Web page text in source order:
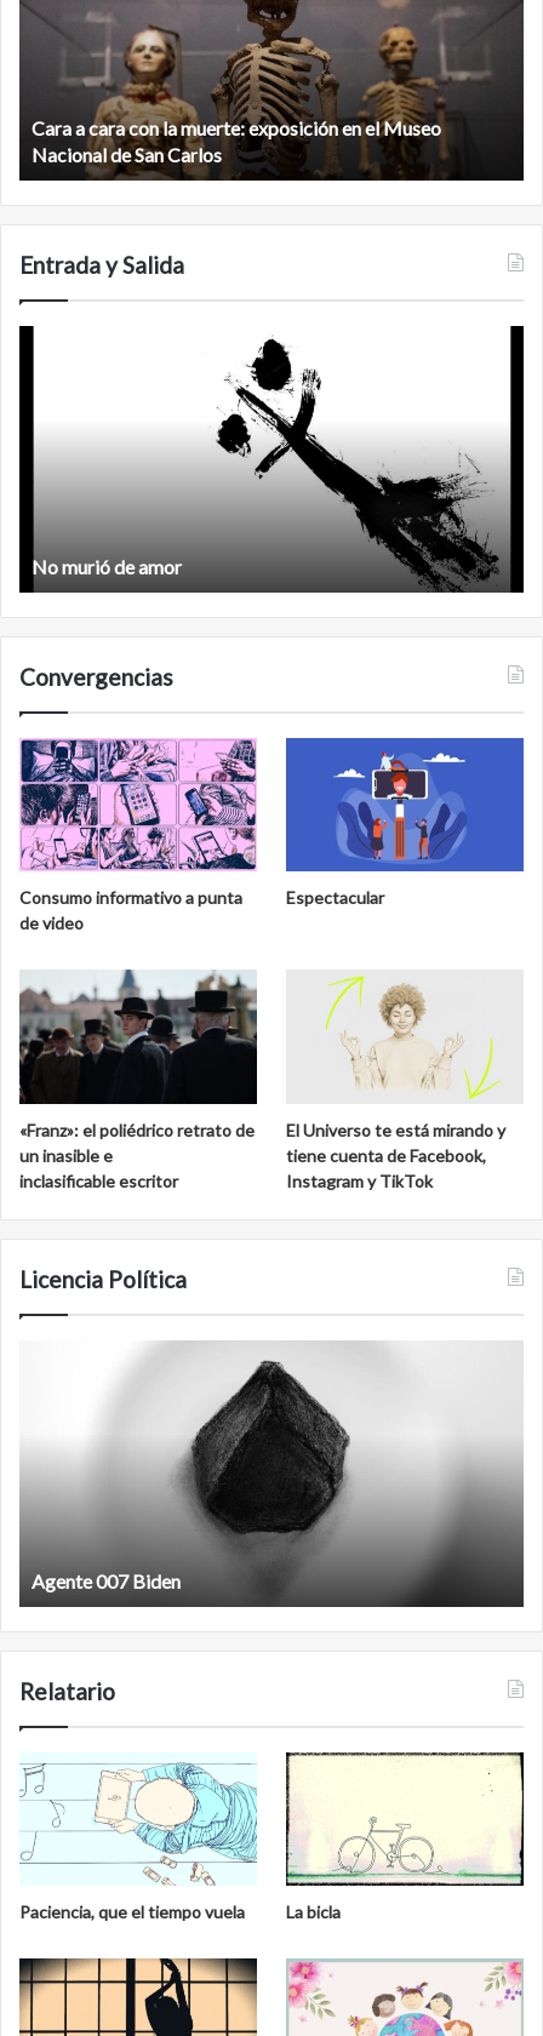
muerte:
exposición
el
Museo
Nacional
de
San
Carlos
Cara a cara con la muerte: exposición en el Museo
Nacional de San Carlos
Entrada y Salida
No murió de amor
Convergencias
Consumo informativo a punta
de video
Espectacular
«Franz»: el poliédrico retrato de
un inasible e
inclasificable escritor
El Universo te está mirando y
tiene cuenta de Facebook,
Instagram y TikTok
Licencia Política
Agente 007 Biden
Relatario
Paciencia, que el tiempo vuela La bicla